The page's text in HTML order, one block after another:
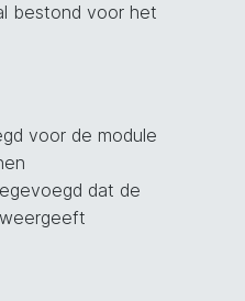
bestond voor het
voor de module
dat de